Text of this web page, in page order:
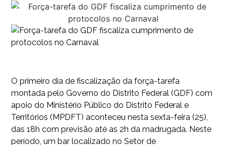
O primeiro dia de fiscalização da força-tarefa
montada pelo Governo do Distrito Federal (GDF) com
apoio do Ministério Público do Distrito Federal e
Territórios (MPDFT) aconteceu nesta sexta-feira (25),
das 18h com previsão até as 2h da madrugada. Neste
período, um bar localizado no Setor de